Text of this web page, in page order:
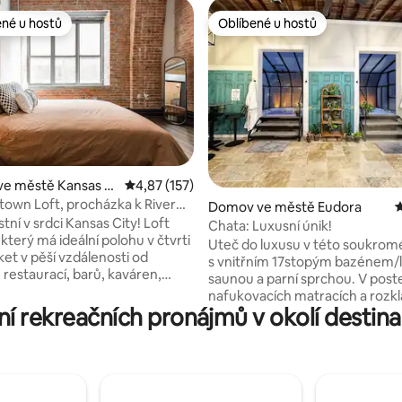
z 5, 407 hodnocení
kategorii Oblíbené u hostů
u hostů
městě Kansas Ci
Průměrné hodnocení 4,87 z 5, 157 hodnocení
4,87 (157)
Loft, procházka k River
v srdci Kansas City! Loft
který má ideální polohu v čtvrti
v pěší vzdálenosti od
restaurací, barů, kaváren,
kvůli práci nebo zábavě,
nabízí ideální kombinaci
Oblíbené u hostů
Oblíbené u hostů
Domov ve městě Eudora
Chata: Luxusní únik!
Uteč do luxusu v této
s vnitřním 17stopým
saunou a parní sprchou. V postelích,
nafukovacích matracích a
nábytku se vyspí až 10 osob. Užij si
oplocenou terasu, ohniště,
Zahrnuje kuchyň, obývací
rekreačních pronájmů v okolí